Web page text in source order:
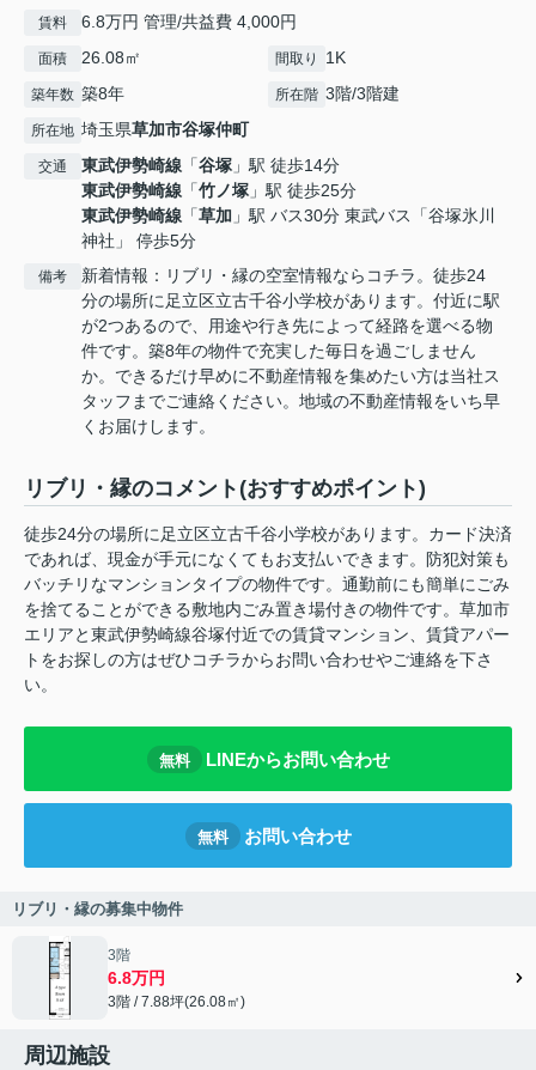
賃料 6.8万円 管理/共益費 4,000円
面積 26.08㎡ 間取り 1K
築年数 築8年 所在階 3階/3階建
所在地 埼玉県草加市谷塚仲町
交通 東武伊勢崎線 「谷塚 」駅 徒歩14分
東武伊勢崎線 「竹ノ塚 」駅 徒歩25分
東武伊勢崎線 「草加 」駅 バス30分 東武バス「谷塚氷川
神社」 停歩5分
備考
新着情報：リブリ・縁の空室情報ならコチラ。徒歩24
分の場所に足立区立古千谷小学校があります。付近に駅
が2つあるので、用途や行き先によって経路を選べる物
件です。築8年の物件で充実した毎日を過ごしません
か。できるだけ早めに不動産情報を集めたい方は当社ス
タッフまでご連絡ください。地域の不動産情報をいち早
くお届けします。
リブリ・縁のコメント(おすすめポイント)
徒歩24分の場所に足立区立古千谷小学校があります。カード決済
であれば、現金が手元になくてもお支払いできます。防犯対策も
バッチリなマンションタイプの物件です。通勤前にも簡単にごみ
を捨てることができる敷地内ごみ置き場付きの物件です。草加市
エリアと東武伊勢崎線谷塚付近での賃貸マンション、賃貸アパー
トをお探しの方はぜひコチラからお問い合わせやご連絡を下さ
い。
無料 LINEからお問い合わせ
無料 お問い合わせ
リブリ・縁の募集中物件
3階
6.8万円
3階 / 7.88坪(26.08㎡)
周辺施設